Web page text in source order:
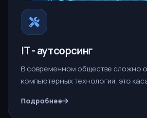
IT - аутсорсинг
В современном обществе сложно
компьютерных технологий, это
Подробнее